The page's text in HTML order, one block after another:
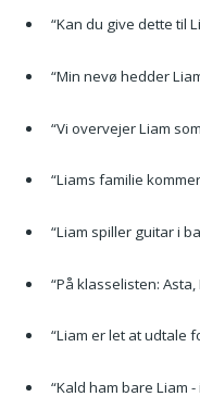
“Kan du give dette til
“Min nevø hedder
“Vi overvejer Liam
“Liams familie
“Liam spiller guitar i
“På klasselisten: Asta,
“Liam er let at udtale
“Kald ham bare Liam -